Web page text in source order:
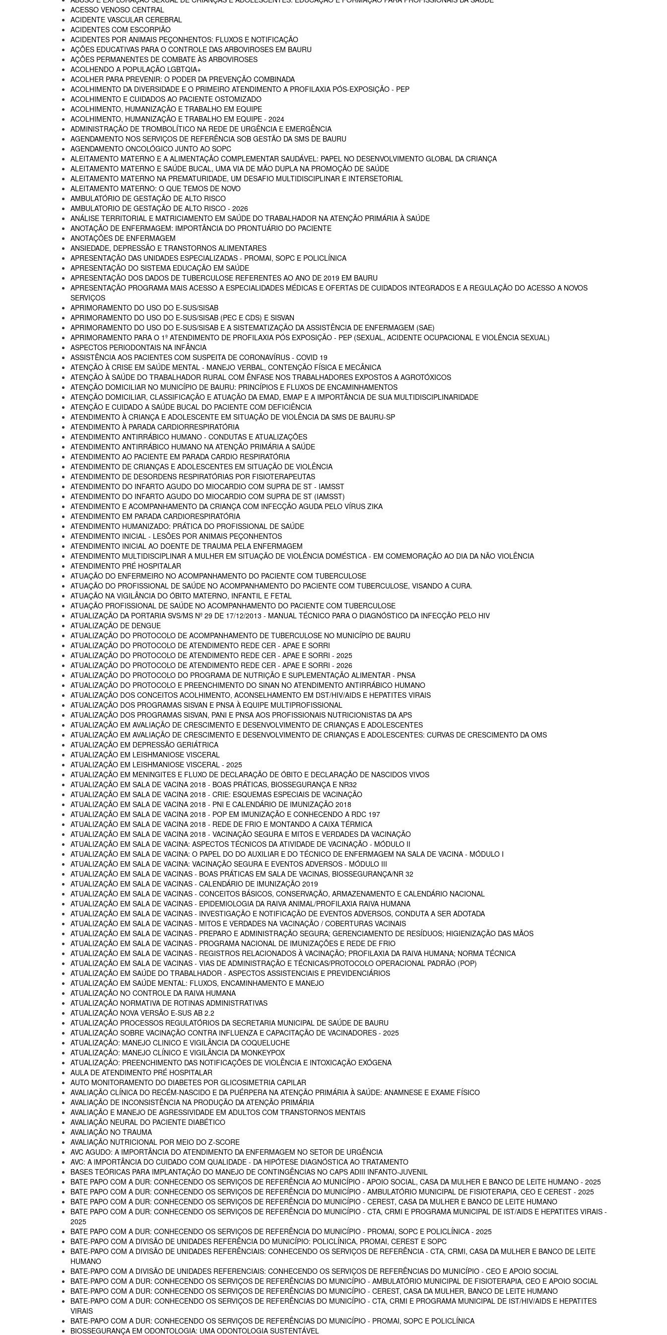
ACESSO VENOSO CENTRAL
ACIDENTE VASCULAR CEREBRAL
ACIDENTES COM ESCORPIÃO
ACIDENTES POR ANIMAIS PEÇONHENTOS: FLUXOS E NOTIFICAÇÃO
AÇÕES EDUCATIVAS PARA O CONTROLE DAS ARBOVIROSES EM BAURU
AÇÕES PERMANENTES DE COMBATE ÀS ARBOVIROSES
ACOLHENDO A POPULAÇÃO LGBTQIA+
ACOLHER PARA PREVENIR: O PODER DA PREVENÇÃO COMBINADA
ACOLHIMENTO DA DIVERSIDADE E O PRIMEIRO ATENDIMENTO A PROFILAXIA PÓS-EXPOSIÇÃO - PEP
ACOLHIMENTO E CUIDADOS AO PACIENTE OSTOMIZADO
ACOLHIMENTO, HUMANIZAÇÃO E TRABALHO EM EQUIPE
ACOLHIMENTO, HUMANIZAÇÃO E TRABALHO EM EQUIPE - 2024
ADMINISTRAÇÃO DE TROMBOLÍTICO NA REDE DE URGÊNCIA E EMERGÊNCIA
AGENDAMENTO NOS SERVIÇOS DE REFERÊNCIA SOB GESTÃO DA SMS DE BAURU
AGENDAMENTO ONCOLÓGICO JUNTO AO SOPC
ALEITAMENTO MATERNO E A ALIMENTAÇÃO COMPLEMENTAR SAUDÁVEL: PAPEL NO DESENVOLVIMENTO GLOBAL DA CRIANÇA
ALEITAMENTO MATERNO E SAÚDE BUCAL, UMA VIA DE MÃO DUPLA NA PROMOÇÃO DE SAÚDE
ALEITAMENTO MATERNO NA PREMATURIDADE, UM DESAFIO MULTIDISCIPLINAR E INTERSETORIAL
ALEITAMENTO MATERNO: O QUE TEMOS DE NOVO
AMBULATÓRIO DE GESTAÇÃO DE ALTO RISCO
AMBULATORIO DE GESTAÇÃO DE ALTO RISCO - 2026
ANÁLISE TERRITORIAL E MATRICIAMENTO EM SAÚDE DO TRABALHADOR NA ATENÇÃO PRIMÁRIA À SAÚDE
ANOTAÇÃO DE ENFERMAGEM: IMPORTÂNCIA DO PRONTUÁRIO DO PACIENTE
ANOTAÇÕES DE ENFERMAGEM
ANSIEDADE, DEPRESSÃO E TRANSTORNOS ALIMENTARES
APRESENTAÇÃO DAS UNIDADES ESPECIALIZADAS - PROMAI, SOPC E POLICLÍNICA
APRESENTAÇÃO DO SISTEMA EDUCAÇÃO EM SAÚDE
APRESENTAÇÃO DOS DADOS DE TUBERCULOSE REFERENTES AO ANO DE 2019 EM BAURU
APRESENTAÇÃO PROGRAMA MAIS ACESSO A ESPECIALIDADES MÉDICAS E OFERTAS DE CUIDADOS INTEGRADOS E A REGULAÇÃO DO ACESSO A NOVOS
SERVIÇOS
APRIMORAMENTO DO USO DO E-SUS/SISAB
APRIMORAMENTO DO USO DO E-SUS/SISAB (PEC E CDS) E SISVAN
APRIMORAMENTO DO USO DO E-SUS/SISAB E A SISTEMATIZAÇÃO DA ASSISTÊNCIA DE ENFERMAGEM (SAE)
APRIMORAMENTO PARA O 1º ATENDIMENTO DE PROFILAXIA PÓS EXPOSIÇÃO - PEP (SEXUAL, ACIDENTE OCUPACIONAL E VIOLÊNCIA SEXUAL)
ASPECTOS PERIODONTAIS NA INFÂNCIA
ASSISTÊNCIA AOS PACIENTES COM SUSPEITA DE CORONAVÍRUS - COVID 19
ATENÇÃO À CRISE EM SAÚDE MENTAL - MANEJO VERBAL, CONTENÇÃO FÍSICA E MECÂNICA
ATENÇÃO À SAÚDE DO TRABALHADOR RURAL COM ÊNFASE NOS TRABALHADORES EXPOSTOS A AGROTÓXICOS
ATENÇÃO DOMICILIAR NO MUNICÍPIO DE BAURU: PRINCÍPIOS E FLUXOS DE ENCAMINHAMENTOS
ATENÇÃO DOMICILIAR, CLASSIFICAÇÃO E ATUAÇÃO DA EMAD, EMAP E A IMPORTÂNCIA DE SUA MULTIDISCIPLINARIDADE
ATENÇÃO E CUIDADO A SAÚDE BUCAL DO PACIENTE COM DEFICIÊNCIA
ATENDIMENTO À CRIANÇA E ADOLESCENTE EM SITUAÇÃO DE VIOLÊNCIA DA SMS DE BAURU-SP
ATENDIMENTO À PARADA CARDIORRESPIRATÓRIA
ATENDIMENTO ANTIRRÁBICO HUMANO - CONDUTAS E ATUALIZAÇÕES
ATENDIMENTO ANTIRRÁBICO HUMANO NA ATENÇÃO PRIMÁRIA A SAÚDE
ATENDIMENTO AO PACIENTE EM PARADA CARDIO RESPIRATÓRIA
ATENDIMENTO DE CRIANÇAS E ADOLESCENTES EM SITUAÇÃO DE VIOLÊNCIA
ATENDIMENTO DE DESORDENS RESPIRATÓRIAS POR FISIOTERAPEUTAS
ATENDIMENTO DO INFARTO AGUDO DO MIOCARDIO COM SUPRA DE ST - IAMSST
ATENDIMENTO DO INFARTO AGUDO DO MIOCARDIO COM SUPRA DE ST (IAMSST)
ATENDIMENTO E ACOMPANHAMENTO DA CRIANÇA COM INFECÇÃO AGUDA PELO VÍRUS ZIKA
ATENDIMENTO EM PARADA CARDIORESPIRATÓRIA
ATENDIMENTO HUMANIZADO: PRÁTICA DO PROFISSIONAL DE SAÚDE
ATENDIMENTO INICIAL - LESÕES POR ANIMAIS PEÇONHENTOS
ATENDIMENTO INICIAL AO DOENTE DE TRAUMA PELA ENFERMAGEM
ATENDIMENTO MULTIDISCIPLINAR A MULHER EM SITUAÇÃO DE VIOLÊNCIA DOMÉSTICA - EM COMEMORAÇÃO AO DIA DA NÃO VIOLÊNCIA
ATENDIMENTO PRÉ HOSPITALAR
ATUAÇÃO DO ENFERMEIRO NO ACOMPANHAMENTO DO PACIENTE COM TUBERCULOSE
ATUAÇÃO DO PROFISSIONAL DE SAÚDE NO ACOMPANHAMENTO DO PACIENTE COM TUBERCULOSE, VISANDO A CURA.
ATUAÇÃO NA VIGILÂNCIA DO ÓBITO MATERNO, INFANTIL E FETAL
ATUAÇÃO PROFISSIONAL DE SAÚDE NO ACOMPANHAMENTO DO PACIENTE COM TUBERCULOSE
ATUALIZAÇÃO DA PORTARIA SVS/MS Nº 29 DE 17/12/2013 - MANUAL TÉCNICO PARA O DIAGNÓSTICO DA INFECÇÃO PELO HIV
ATUALIZAÇÃO DE DENGUE
ATUALIZAÇÃO DO PROTOCOLO DE ACOMPANHAMENTO DE TUBERCULOSE NO MUNICÍPIO DE BAURU
ATUALIZAÇÃO DO PROTOCOLO DE ATENDIMENTO REDE CER - APAE E SORRI
ATUALIZAÇÃO DO PROTOCOLO DE ATENDIMENTO REDE CER - APAE E SORRI - 2025
ATUALIZAÇÃO DO PROTOCOLO DE ATENDIMENTO REDE CER - APAE E SORRI - 2026
ATUALIZAÇÃO DO PROTOCOLO DO PROGRAMA DE NUTRIÇÃO E SUPLEMENTAÇÃO ALIMENTAR - PNSA
ATUALIZAÇÃO DO PROTOCOLO E PREENCHIMENTO DO SINAN NO ATENDIMENTO ANTIRRÁBICO HUMANO
ATUALIZAÇÃO DOS CONCEITOS ACOLHIMENTO, ACONSELHAMENTO EM DST/HIV/AIDS E HEPATITES VIRAIS
ATUALIZAÇÃO DOS PROGRAMAS SISVAN E PNSA À EQUIPE MULTIPROFISSIONAL
ATUALIZAÇÃO DOS PROGRAMAS SISVAN, PANI E PNSA AOS PROFISSIONAIS NUTRICIONISTAS DA APS
ATUALIZAÇÃO EM AVALIAÇÃO DE CRESCIMENTO E DESENVOLVIMENTO DE CRIANÇAS E ADOLESCENTES
ATUALIZAÇÃO EM AVALIAÇÃO DE CRESCIMENTO E DESENVOLVIMENTO DE CRIANÇAS E ADOLESCENTES: CURVAS DE CRESCIMENTO DA OMS
ATUALIZAÇÃO EM DEPRESSÃO GERIÁTRICA
ATUALIZAÇÃO EM LEISHMANIOSE VISCERAL
ATUALIZAÇÃO EM LEISHMANIOSE VISCERAL - 2025
ATUALIZAÇÃO EM MENINGITES E FLUXO DE DECLARAÇÃO DE ÓBITO E DECLARAÇÃO DE NASCIDOS VIVOS
ATUALIZAÇÃO EM SALA DE VACINA 2018 - BOAS PRÁTICAS, BIOSSEGURANÇA E NR32
ATUALIZAÇÃO EM SALA DE VACINA 2018 - CRIE: ESQUEMAS ESPECIAIS DE VACINAÇÃO
ATUALIZAÇÃO EM SALA DE VACINA 2018 - PNI E CALENDÁRIO DE IMUNIZAÇÃO 2018
ATUALIZAÇÃO EM SALA DE VACINA 2018 - POP EM IMUNIZAÇÃO E CONHECENDO A RDC 197
ATUALIZAÇÃO EM SALA DE VACINA 2018 - REDE DE FRIO E MONTANDO A CAIXA TÉRMICA
ATUALIZAÇÃO EM SALA DE VACINA 2018 - VACINAÇÃO SEGURA E MITOS E VERDADES DA VACINAÇÃO
ATUALIZAÇÃO EM SALA DE VACINA: ASPECTOS TÉCNICOS DA ATIVIDADE DE VACINAÇÃO - MÓDULO II
ATUALIZAÇÃO EM SALA DE VACINA: O PAPEL DO DO AUXILIAR E DO TÉCNICO DE ENFERMAGEM NA SALA DE VACINA - MÓDULO I
ATUALIZAÇÃO EM SALA DE VACINA: VACINAÇÃO SEGURA E EVENTOS ADVERSOS - MÓDULO III
ATUALIZAÇÃO EM SALA DE VACINAS - BOAS PRÁTICAS EM SALA DE VACINAS, BIOSSEGURANÇA/NR 32
ATUALIZAÇÃO EM SALA DE VACINAS - CALENDÁRIO DE IMUNIZAÇÃO 2019
ATUALIZAÇÃO EM SALA DE VACINAS - CONCEITOS BÁSICOS, CONSERVAÇÃO, ARMAZENAMENTO E CALENDÁRIO NACIONAL
ATUALIZAÇÃO EM SALA DE VACINAS - EPIDEMIOLOGIA DA RAIVA ANIMAL/PROFILAXIA RAIVA HUMANA
ATUALIZAÇÃO EM SALA DE VACINAS - INVESTIGAÇÃO E NOTIFICAÇÃO DE EVENTOS ADVERSOS, CONDUTA A SER ADOTADA
ATUALIZAÇÃO EM SALA DE VACINAS - MITOS E VERDADES NA VACINAÇÃO / COBERTURAS VACINAIS
ATUALIZAÇÃO EM SALA DE VACINAS - PREPARO E ADMINISTRAÇÃO SEGURA; GERENCIAMENTO DE RESÍDUOS; HIGIENIZAÇÃO DAS MÃOS
ATUALIZAÇÃO EM SALA DE VACINAS - PROGRAMA NACIONAL DE IMUNIZAÇÕES E REDE DE FRIO
ATUALIZAÇÃO EM SALA DE VACINAS - REGISTROS RELACIONADOS À VACINAÇÃO; PROFILAXIA DA RAIVA HUMANA; NORMA TÉCNICA
ATUALIZAÇÃO EM SALA DE VACINAS - VIAS DE ADMINISTRAÇÃO E TÉCNICAS/PROTOCOLO OPERACIONAL PADRÃO (POP)
ATUALIZAÇÃO EM SAÚDE DO TRABALHADOR - ASPECTOS ASSISTENCIAIS E PREVIDENCIÁRIOS
ATUALIZAÇÃO EM SAÚDE MENTAL: FLUXOS, ENCAMINHAMENTO E MANEJO
ATUALIZAÇÃO NO CONTROLE DA RAIVA HUMANA
ATUALIZAÇÃO NORMATIVA DE ROTINAS ADMINISTRATIVAS
ATUALIZAÇÃO NOVA VERSÃO E-SUS AB 2.2
ATUALIZAÇÃO PROCESSOS REGULATÓRIOS DA SECRETARIA MUNICIPAL DE SAÚDE DE BAURU
ATUALIZAÇÃO SOBRE VACINAÇÃO CONTRA INFLUENZA E CAPACITAÇÃO DE VACINADORES - 2025
ATUALIZAÇÃO: MANEJO CLINICO E VIGILÂNCIA DA COQUELUCHE
ATUALIZAÇÃO: MANEJO CLÍNICO E VIGILÂNCIA DA MONKEYPOX
ATUALIZAÇÃO: PREENCHIMENTO DAS NOTIFICAÇÕES DE VIOLÊNCIA E INTOXICAÇÃO EXÓGENA
AULA DE ATENDIMENTO PRÉ HOSPITALAR
AUTO MONITORAMENTO DO DIABETES POR GLICOSIMETRIA CAPILAR
AVALIAÇÃO CLÍNICA DO RECÉM-NASCIDO E DA PUÉRPERA NA ATENÇÃO PRIMÁRIA À SAÚDE: ANAMNESE E EXAME FÍSICO
AVALIAÇÃO DE INCONSISTÊNCIA NA PRODUÇÃO DA ATENÇÃO PRIMÁRIA
AVALIAÇÃO E MANEJO DE AGRESSIVIDADE EM ADULTOS COM TRANSTORNOS MENTAIS
AVALIAÇÃO NEURAL DO PACIENTE DIABÉTICO
AVALIAÇÃO NO TRAUMA
AVALIAÇÃO NUTRICIONAL POR MEIO DO Z-SCORE
AVC AGUDO: A IMPORTÂNCIA DO ATENDIMENTO DA ENFERMAGEM NO SETOR DE URGÊNCIA
AVC: A IMPORTÂNCIA DO CUIDADO COM QUALIDADE - DA HIPÓTESE DIAGNÓSTICA AO TRATAMENTO
BASES TEÓRICAS PARA IMPLANTAÇÃO DO MANEJO DE CONTINGÊNCIAS NO CAPS ADIII INFANTO-JUVENIL
BATE PAPO COM A DUR: CONHECENDO OS SERVIÇOS DE REFERÊNCIA AO MUNICÍPIO - APOIO SOCIAL, CASA DA MULHER E BANCO DE LEITE HUMANO - 2025
BATE PAPO COM A DUR: CONHECENDO OS SERVIÇOS DE REFERÊNCIA DO MUNICÍPIO - AMBULATÓRIO MUNICIPAL DE FISIOTERAPIA, CEO E CEREST - 2025
BATE PAPO COM A DUR: CONHECENDO OS SERVIÇOS DE REFERÊNCIA DO MUNICÍPIO - CEREST, CASA DA MULHER E BANCO DE LEITE HUMANO
BATE PAPO COM A DUR: CONHECENDO OS SERVIÇOS DE REFERÊNCIA DO MUNICÍPIO - CTA, CRMI E PROGRAMA MUNICIPAL DE IST/AIDS E HEPATITES VIRAIS -
2025
BATE PAPO COM A DUR: CONHECENDO OS SERVIÇOS DE REFERÊNCIA DO MUNICÍPIO - PROMAI, SOPC E POLICLÍNICA - 2025
BATE-PAPO COM A DIVISÃO DE UNIDADES REFERÊNCIA DO MUNICÍPIO: POLICLÍNICA, PROMAI, CEREST E SOPC
BATE-PAPO COM A DIVISÃO DE UNIDADES REFERÊNCIAIS: CONHECENDO OS SERVIÇOS DE REFERÊNCIA - CTA, CRMI, CASA DA MULHER E BANCO DE LEITE
HUMANO
BATE-PAPO COM A DIVISÃO DE UNIDADES REFERENCIAIS: CONHECENDO OS SERVIÇOS DE REFERÊNCIAS DO MUNICÍPIO - CEO E APOIO SOCIAL
BATE-PAPO COM A DUR: CONHECENDO OS SERVIÇOS DE REFERÊNCIAS DO MUNICÍPIO - AMBULATÓRIO MUNICIPAL DE FISIOTERAPIA, CEO E APOIO SOCIAL
BATE-PAPO COM A DUR: CONHECENDO OS SERVIÇOS DE REFERÊNCIAS DO MUNICÍPIO - CEREST, CASA DA MULHER, BANCO DE LEITE HUMANO
BATE-PAPO COM A DUR: CONHECENDO OS SERVIÇOS DE REFERÊNCIAS DO MUNICÍPIO - CTA, CRMI E PROGRAMA MUNICIPAL DE IST/HIV/AIDS E HEPATITES
VIRAIS
BATE-PAPO COM A DUR: CONHECENDO OS SERVIÇOS DE REFERÊNCIAS DO MUNICÍPIO - PROMAI, SOPC E POLICLÍNICA
BIOSSEGURANÇA EM ODONTOLOGIA: UMA ODONTOLOGIA SUSTENTÁVEL